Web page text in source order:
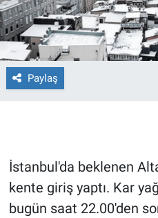
Paylaş
İstanbul'da beklenen
kente giriş yaptı. Kar
bugün saat 22.00'den
Gün Bitiyor
Gün Ortası
Gündem Özel
İlan